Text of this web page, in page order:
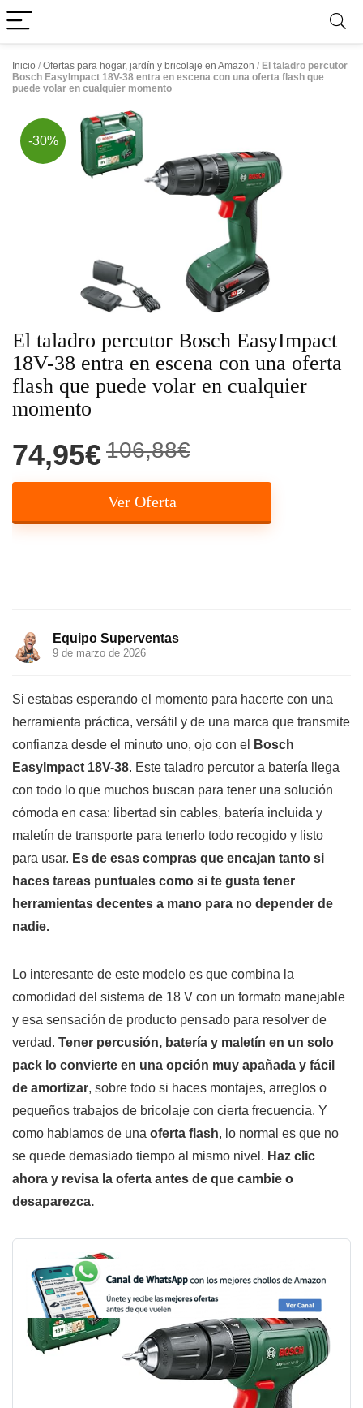
Inicio / Ofertas para hogar, jardín y bricolaje en Amazon / El taladro percutor
Bosch EasyImpact 18V-38 entra en escena con una oferta flash que
puede volar en cualquier momento
-30%
El taladro percutor Bosch EasyImpact
18V-38 entra en escena con una oferta
flash que puede volar en cualquier
momento
74,95€106,88€
Ver Oferta
Equipo Superventas
9 de marzo de 2026
Si estabas esperando el momento para hacerte con una
herramienta práctica, versátil y de una marca que transmite
confianza desde el minuto uno, ojo con el
Bosch
EasyImpact 18V-38. Este taladro percutor a batería llega
con todo lo que muchos buscan para tener una solución
cómoda en casa: libertad sin cables, batería incluida y
maletín de transporte para tenerlo todo recogido y listo
para usar. Es de esas compras que encajan tanto si
haces tareas puntuales como si te gusta tener
herramientas decentes a mano para no depender de
nadie.
Lo interesante de este modelo es que combina la
comodidad del sistema de 18 V con un formato manejable
y esa sensación de producto pensado para resolver de
verdad. Tener percusión, batería y maletín en un solo
pack lo convierte en una opción muy apañada y fácil
de amortizar, sobre todo si haces montajes, arreglos o
pequeños trabajos de bricolaje con cierta frecuencia. Y
como hablamos de una oferta flash, lo normal es que no
se quede demasiado tiempo al mismo nivel. Haz clic
ahora y revisa la oferta antes de que cambie o
desaparezca.